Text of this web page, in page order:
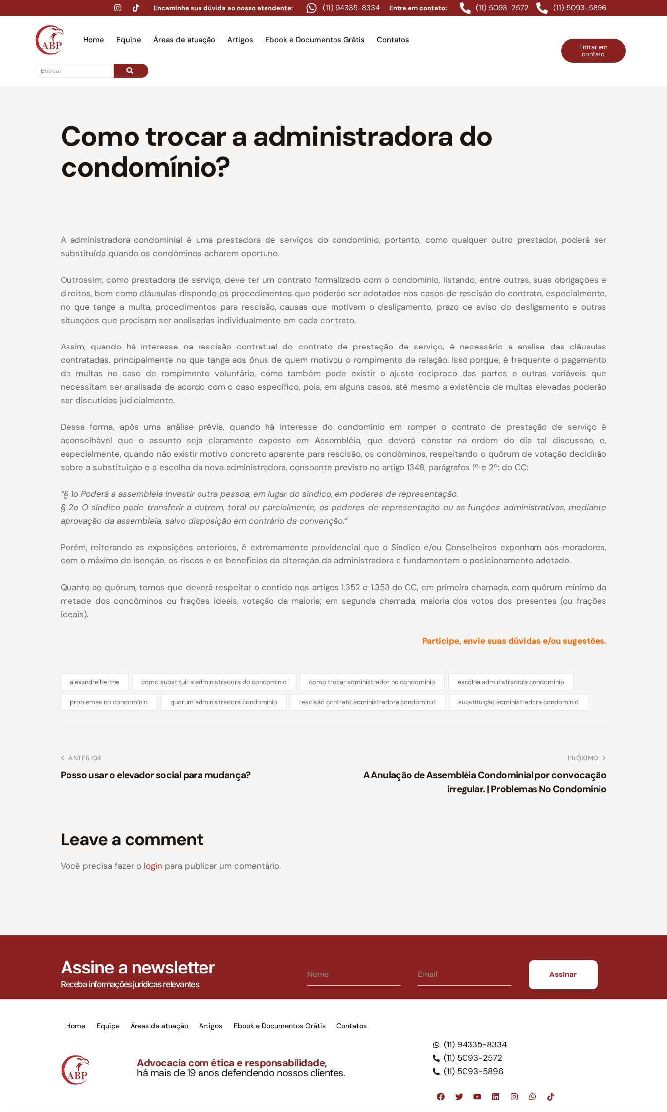
Encaminhe sua dúvida ao nosso atendente: (11) 94335-8334 Entre em contato: (11) 5093-2572 (11) 5093-5896
Home Equipe Áreas de atuação Artigos Ebook e Documentos Grátis Contatos
Entrar em
contato
Como trocar a administradora do
condomínio?
A administradora condominial é uma prestadora de serviços do condomínio, portanto, como qualquer outro prestador, poderá ser
substituída quando os condôminos acharem oportuno.
Outrossim, como prestadora de serviço, deve ter um contrato formalizado com o condomínio, listando, entre outras, suas obrigações e
direitos, bem como cláusulas dispondo os procedimentos que poderão ser adotados nos casos de rescisão do contrato, especialmente,
no que tange a multa, procedimentos para rescisão, causas que motivam o desligamento, prazo de aviso do desligamento e outras
situações que precisam ser analisadas individualmente em cada contrato.
Assim, quando há interesse na rescisão contratual do contrato de prestação de serviço, é necessário a analise das cláusulas
contratadas, principalmente no que tange aos ônus de quem motivou o rompimento da relação. Isso porque, é frequente o pagamento
de multas no caso de rompimento voluntário, como também pode existir o ajuste reciproco das partes e outras variáveis que
necessitam ser analisada de acordo com o caso específico, pois, em alguns casos, até mesmo a existência de multas elevadas poderão
ser discutidas judicialmente.
Dessa forma, após uma análise prévia, quando há interesse do condomínio em romper o contrato de prestação de serviço é
aconselhável que o assunto seja claramente exposto em Assembléia, que deverá constar na ordem do dia tal discussão, e,
especialmente, quando não existir motivo concreto aparente para rescisão, os condôminos, respeitando o quórum de votação decidirão
sobre a substituição e a escolha da nova administradora, consoante previsto no artigo 1348, parágrafos 1º e 2º: do CC:
“§ 1o Poderá a assembleia investir outra pessoa, em lugar do síndico, em poderes de representação.
§ 2o O síndico pode transferir a outrem, total ou parcialmente, os poderes de representação ou as funções administrativas, mediante
aprovação da assembleia, salvo disposição em contrário da convenção.”
Porém, reiterando as exposições anteriores, é extremamente providencial que o Síndico e/ou Conselheiros exponham aos moradores,
com o máximo de isenção, os riscos e os benefícios da alteração da administradora e fundamentem o posicionamento adotado.
Quanto ao quórum, temos que deverá respeitar o contido nos artigos 1.352 e 1.353 do CC, em primeira chamada, com quórum mínimo da
metade dos condôminos ou frações ideais, votação da maioria; em segunda chamada, maioria dos votos dos presentes (ou frações
ideais).
Participe, envie suas dúvidas e/ou sugestões.
alexandre berthe como substituir a administradora do condomínio como trocar administrador no condominio escolha administradora condominio
problemas no condomínio quorum administradora condominio rescisão contrato administradora condomínio substituição administradora condomínio
ANTERIOR
Posso usar o elevador social para mudança?
PRÓXIMO
A Anulação de Assembléia Condominial por convocação
irregular. | Problemas No Condomínio
Leave a comment
Você precisa fazer o login para publicar um comentário.
Assine a newsletter
Receba informações jurídicas relevantes
Home Equipe Áreas de atuação Artigos Ebook e Documentos Grátis Contatos
Advocacia com ética e responsabilidade,
há mais de 19 anos defendendo nossos clientes.
(11) 94335-8334
(11) 5093-2572
(11) 5093-5896